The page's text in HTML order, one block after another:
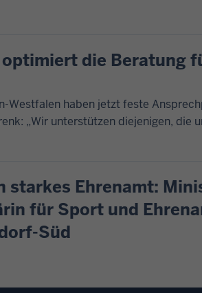
die Beratung
Westfalen haben jetzt feste
„Wir unterstützen diejenigen, die
starkes Ehrenamt:
für Sport und
Süd